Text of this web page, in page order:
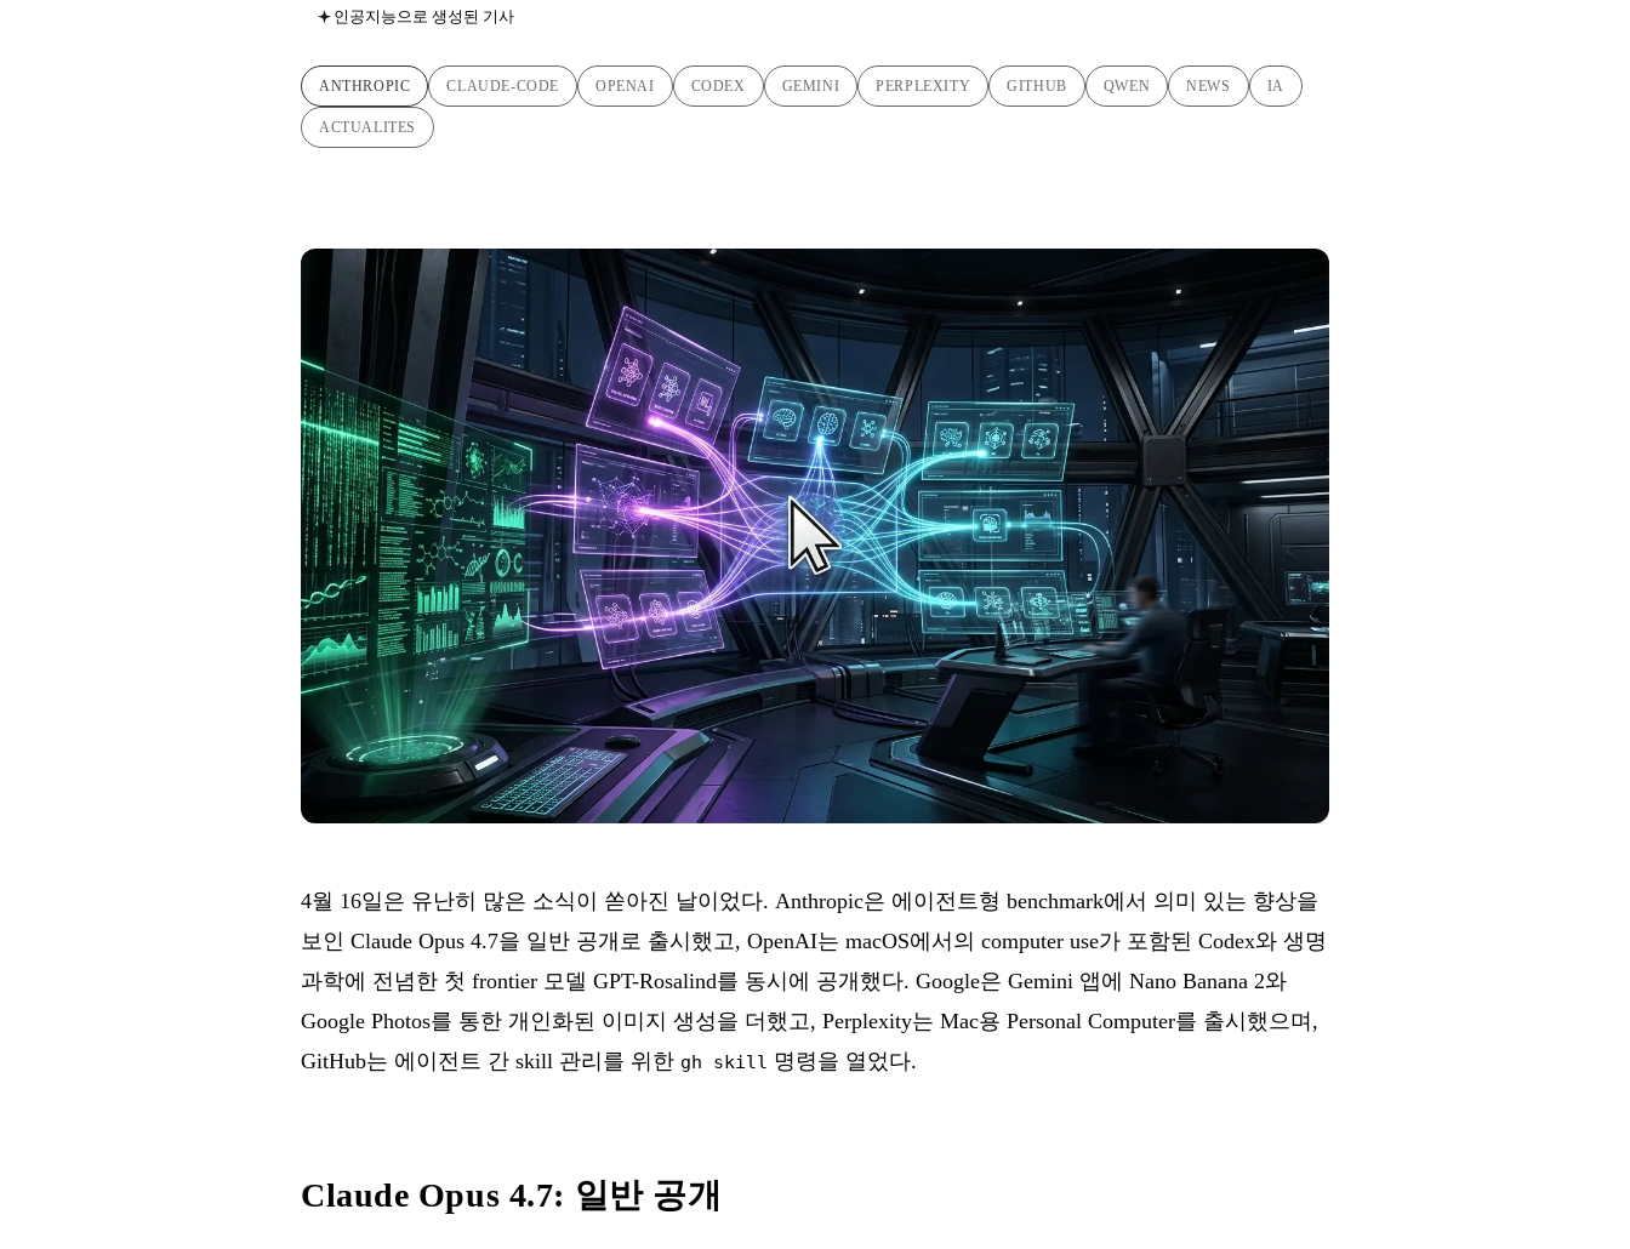
인공지능으로 생성된 기사
ANTHROPIC CLAUDE-CODE OPENAI CODEX GEMINI PERPLEXITY GITHUB QWEN NEWS IA
ACTUALITES
4월 16일은 유난히 많은 소식이 쏟아진 날이었다. Anthropic은 에이전트형 benchmark에서 의미 있는 향상을
보인 Claude Opus 4.7을 일반 공개로 출시했고, OpenAI는 macOS에서의 computer use가 포함된 Codex와 생명
과학에 전념한 첫 frontier 모델 GPT-Rosalind를 동시에 공개했다. Google은 Gemini 앱에 Nano Banana 2와
Google Photos를 통한 개인화된 이미지 생성을 더했고, Perplexity는 Mac용 Personal Computer를 출시했으며,
GitHub는 에이전트 간 skill 관리를 위한 gh skill 명령을 열었다.
Claude Opus 4.7: 일반 공개